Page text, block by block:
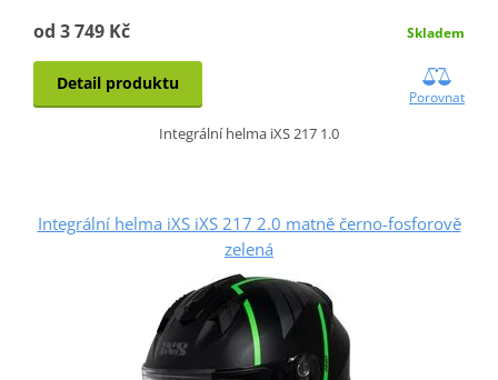
od 3 749 Kč Skladem
Detail produktu
Porovnat
Integrální helma iXS 217 1.0
Integrální helma iXS iXS 217 2.0 matně černo-fosforově
zelená